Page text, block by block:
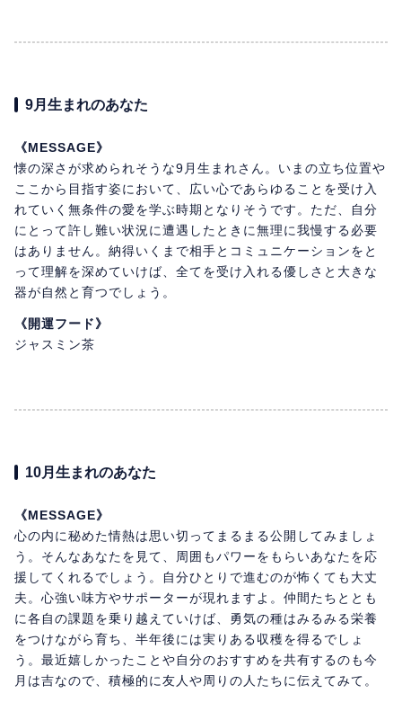
9月生まれのあなた
《MESSAGE》
懐の深さが求められそうな9月生まれさん。いまの立ち位置や
ここから目指す姿において、広い心であらゆることを受け入
れていく無条件の愛を学ぶ時期となりそうです。ただ、自分
にとって許し難い状況に遭遇したときに無理に我慢する必要
はありません。納得いくまで相手とコミュニケーションをと
って理解を深めていけば、全てを受け入れる優しさと大きな
器が自然と育つでしょう。
《開運フード》
ジャスミン茶
10月生まれのあなた
《MESSAGE》
心の内に秘めた情熱は思い切ってまるまる公開してみましょ
う。そんなあなたを見て、周囲もパワーをもらいあなたを応
援してくれるでしょう。自分ひとりで進むのが怖くても大丈
夫。心強い味方やサポーターが現れますよ。仲間たちととも
に各自の課題を乗り越えていけば、勇気の種はみるみる栄養
をつけながら育ち、半年後には実りある収穫を得るでしょ
う。最近嬉しかったことや自分のおすすめを共有するのも今
月は吉なので、積極的に友人や周りの人たちに伝えてみて。